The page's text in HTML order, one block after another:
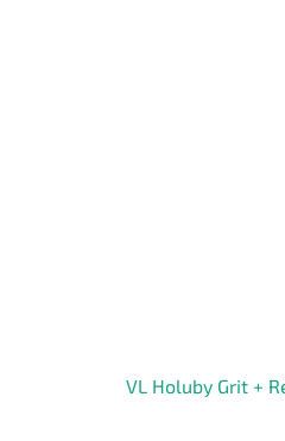
VL Holuby Grit +